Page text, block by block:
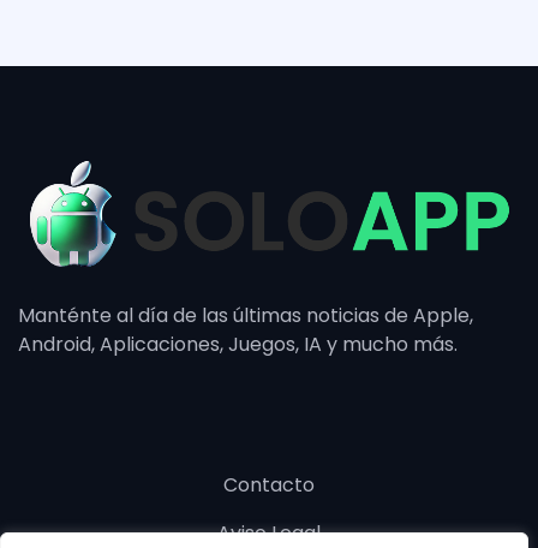
Manténte al día de las últimas noticias de Apple,
Android, Aplicaciones, Juegos, IA y mucho más.
Contacto
Aviso Legal